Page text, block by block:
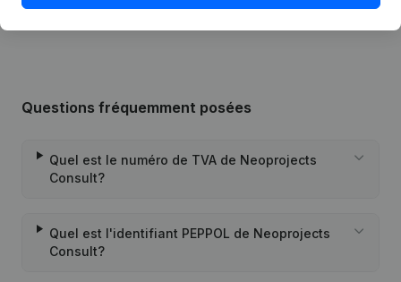
Questions fréquemment posées
Quel est le numéro de TVA de Neoprojects
Consult?
Quel est l'identifiant PEPPOL de Neoprojects
Consult?